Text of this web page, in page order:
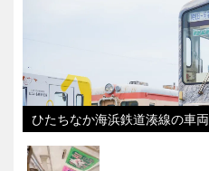
ひたちなか海浜鉄道湊線の車両